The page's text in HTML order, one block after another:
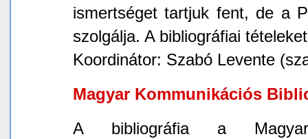
ismertséget tartjuk fent, de a
szolgálja. A bibliográfiai
Koordinátor: Szabó Levente
Magyar Kommunikációs
A bibliográfia a Magyar